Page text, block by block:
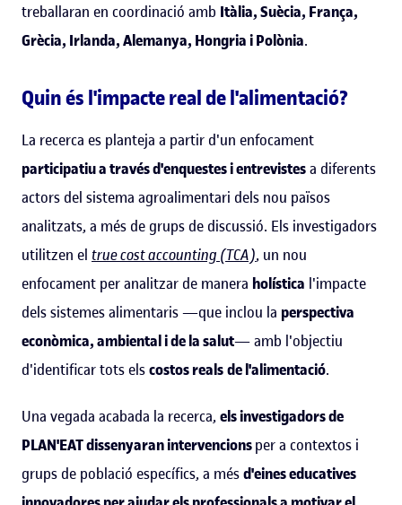
treballaran en coordinació amb Itàlia, Suècia, França,
Grècia, Irlanda, Alemanya, Hongria i Polònia.
Quin és l'impacte real de l'alimentació?
La recerca es planteja a partir d'un enfocament
participatiu a través d'enquestes i entrevistesa diferents
actors del sistema agroalimentari dels nou països
analitzats, a més de grups de discussió. Els investigadors
utilitzen el true cost accounting (TCA), un nou
enfocament per analitzar de manera holística l'impacte
dels sistemes alimentaris —que inclou la perspectiva
econòmica, ambiental i de la salut— amb l'objectiu
d'identificar tots elscostos realsde l'alimentació.
Una vegada acabada la recerca, els investigadors de
PLAN'EAT dissenyaran intervencionsper a contextos i
grups de població específics, a mésd'eines educatives